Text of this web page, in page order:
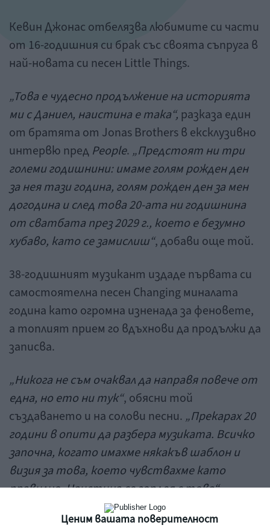
Ценим вашата поверителност
Кевин Джонас отбелязва любимите си части
от 16-годишния си брак със своята съпруга в
най-новата си песен Little Things.
„Това е чудесно продължение на историята
ми с Даниел, наистина е така“, разказа един
от братята от Jonas Brothers в ексклузивно
интервю пред People. „Предстоят ни три
големи годишнини: имаме голям рожден ден
за нея тази година, голям рожден ден за мен
догодина и след това 20-ата ни годишнина
от сватбата през 2029 г., което е безумно
хубаво, като се замислиш“, добави още той.
38-годишният музикант издаде първата си
самостоятелна песен Changing миналата
година като огромна изненада за феновете,
а топлият прием го вдъхнови да продължи да
записва.
„Никога не съм очаквал да направя повече от
една, но ето ни тук“, обясни той
създаването и на солови песни. „Прекарах 20
години в опити да разбера музиката. Всичко
започна, когато имахме някакъв шаблон и
визия за това, което чувствахме като
правилно. Наистина се гордея с това“,
допълни певецът.